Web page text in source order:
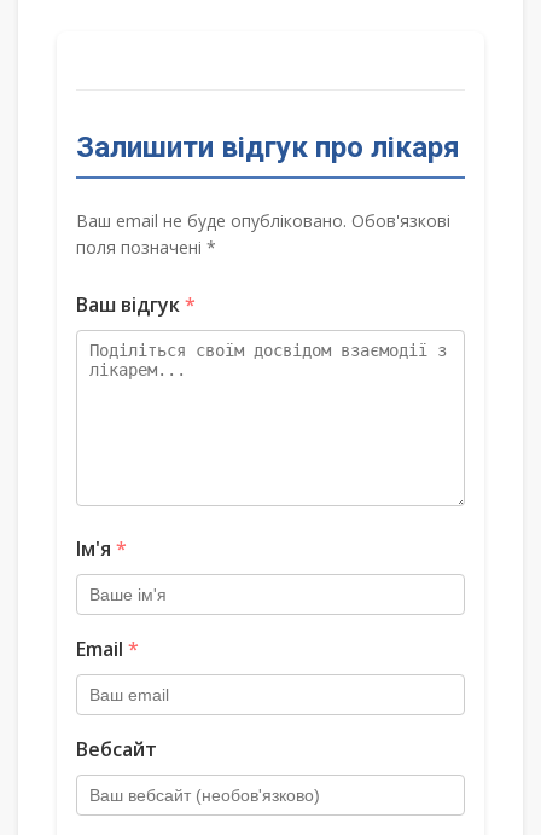
Залишити відгук про лікаря
Ваш email не буде опубліковано. Обов'язкові
поля позначені *
Ваш відгук*
Ім'я *
Email *
Вебсайт